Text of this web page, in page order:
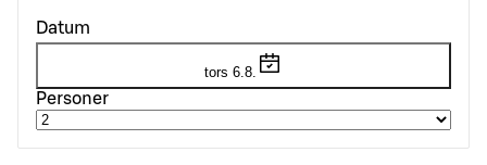
Datum
tors 6.8.
Personer